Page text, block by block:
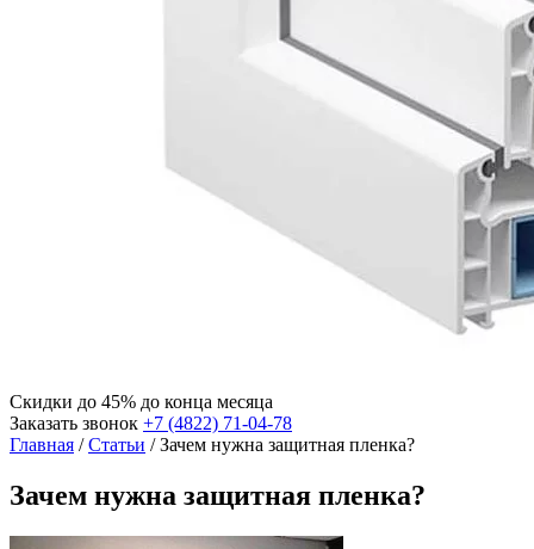
Скидки до 45% до конца месяца
Заказать звонок +7 (4822) 71-04-78
Главная /Статьи /Зачем нужна защитная пленка?
Зачем нужна защитная пленка?